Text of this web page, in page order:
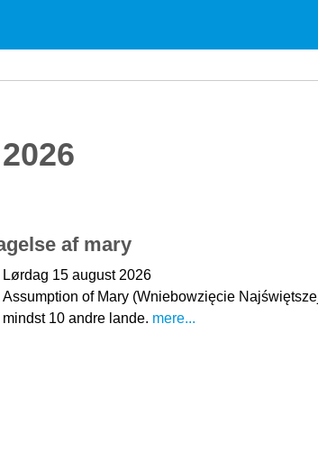
af mary
Lørdag 15 august 2026
Assumption of Mary (Wniebowzięcie
mindst 10 andre lande. mere...